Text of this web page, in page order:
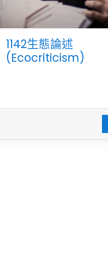
1142生態論述
(Ecocriticism)